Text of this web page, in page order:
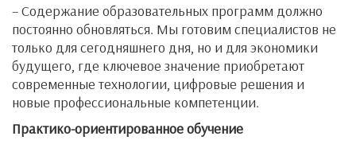
– Содержание образовательных программ должно
постоянно обновляться. Мы готовим специалистов не
только для сегодняшнего дня, но и для экономики
будущего, где ключевое значение приобретают
современные технологии, цифровые решения и
новые профессиональные компетенции.
Практико-ориентированное обучение